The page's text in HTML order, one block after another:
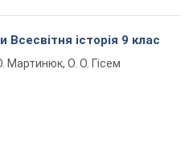
Всесвітня історія 9 клас
Мартинюк, О. О. Гісем